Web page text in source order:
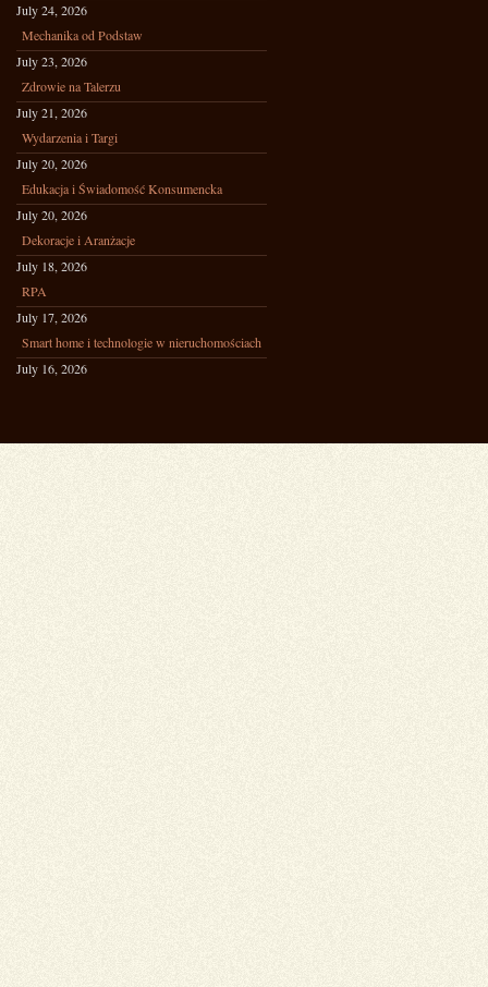
July 24, 2026
Mechanika od Podstaw
July 23, 2026
Zdrowie na Talerzu
July 21, 2026
Wydarzenia i Targi
July 20, 2026
Edukacja i Świadomość Konsumencka
July 20, 2026
Dekoracje i Aranżacje
July 18, 2026
RPA
July 17, 2026
Smart home i technologie w nieruchomościach
July 16, 2026